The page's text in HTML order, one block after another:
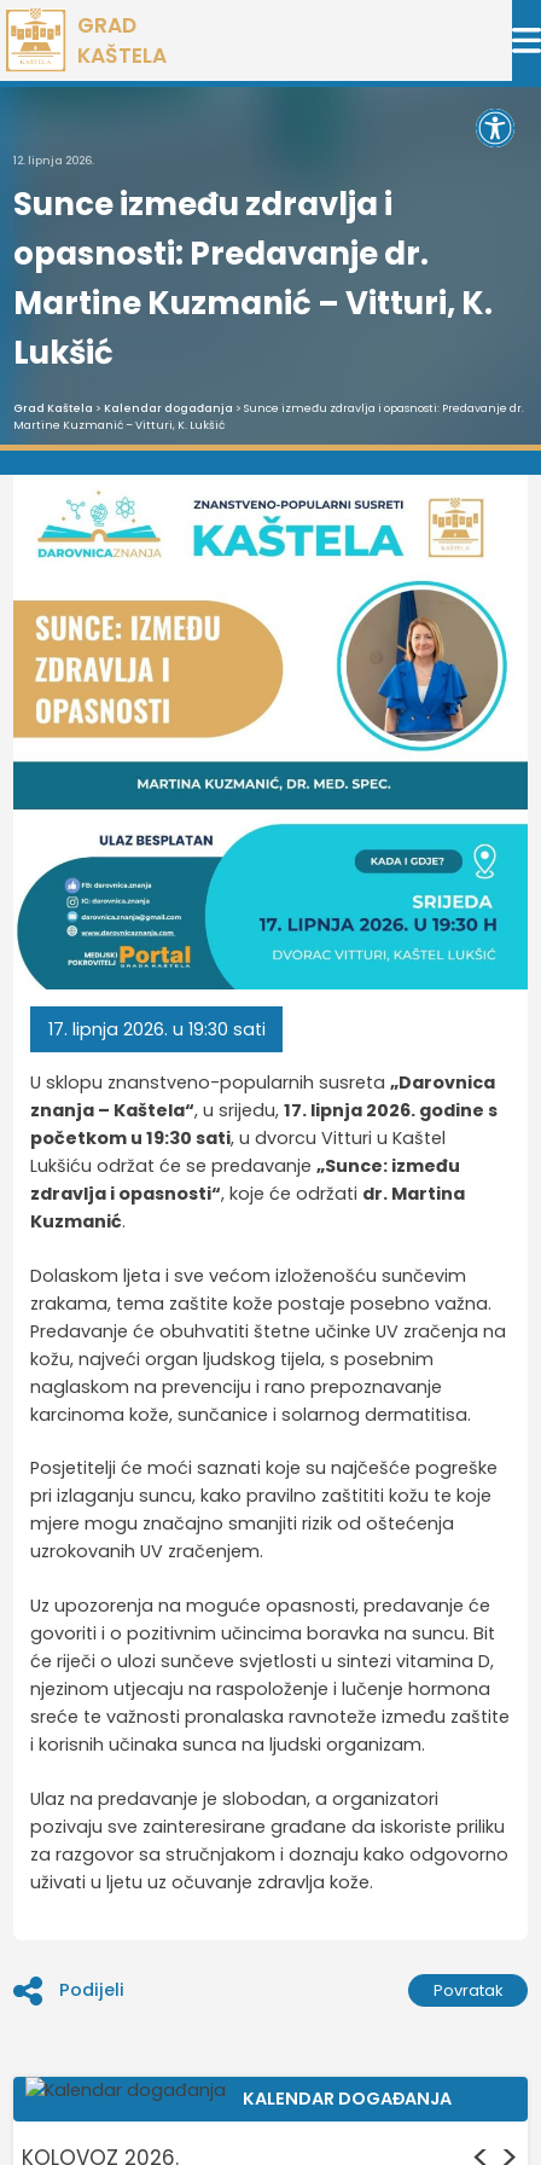
Preskoči
na
sadržaj
GRAD
KAŠTELA
12. lipnja 2026.
Sunce između zdravlja i
opasnosti: Predavanje dr.
Martine Kuzmanić – Vitturi, K.
Lukšić
Grad Kaštela > Kalendar događanja > Sunce između zdravlja i opasnosti: Predavanje dr.
Martine Kuzmanić – Vitturi, K. Lukšić
17. lipnja 2026. u 19:30 sati
U sklopu znanstveno-popularnih susreta„Darovnica
znanja – Kaštela“, u srijedu,17. lipnja 2026. godine s
početkom u 19:30 sati, u dvorcu Vitturi u Kaštel
Lukšiću održat će se predavanje„Sunce: između
zdravlja i opasnosti“, koje će održati dr. Martina
Kuzmanić.
Dolaskom ljeta i sve većom izloženošću sunčevim
zrakama, tema zaštite kože postaje posebno važna.
Predavanje će obuhvatiti štetne učinke UV zračenja na
kožu, najveći organ ljudskog tijela, s posebnim
naglaskom na prevenciju i rano prepoznavanje
karcinoma kože, sunčanice i solarnog dermatitisa.
Posjetitelji će moći saznati koje su najčešće pogreške
pri izlaganju suncu, kako pravilno zaštititi kožu te koje
mjere mogu značajno smanjiti rizik od oštećenja
uzrokovanih UV zračenjem.
Uz upozorenja na moguće opasnosti, predavanje će
govoriti i o pozitivnim učincima boravka na suncu. Bit
će riječi o ulozi sunčeve svjetlosti u sintezi vitamina D,
njezinom utjecaju na raspoloženje i lučenje hormona
sreće te važnosti pronalaska ravnoteže između zaštite
i korisnih učinaka sunca na ljudski organizam.
Ulaz na predavanje je slobodan, a organizatori
pozivaju sve zainteresirane građane da iskoriste priliku
za razgovor sa stručnjakom i doznaju kako odgovorno
uživati u ljetu uz očuvanje zdravlja kože.
Podijeli Povratak
KALENDAR DOGAĐANJA
KOLOVOZ 2026.